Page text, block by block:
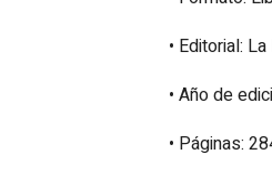
• Editorial:
• Año de
• Páginas: